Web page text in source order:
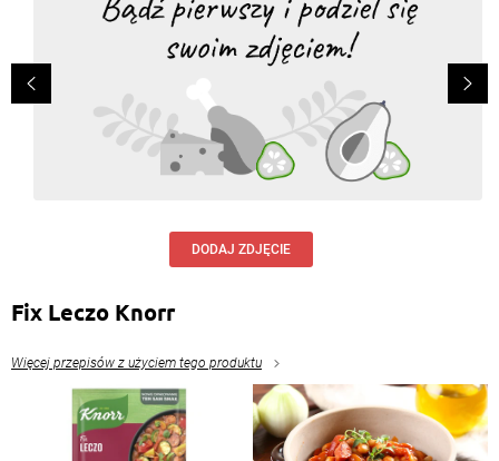
DODAJ ZDJĘCIE
Fix Leczo Knorr
Więcej przepisów z użyciem tego produktu